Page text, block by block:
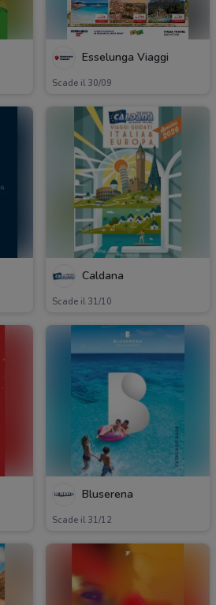
Esselunga Viaggi
Scade il 30/09
Caldana
Scade il 31/10
Bluserena
Scade il 31/12